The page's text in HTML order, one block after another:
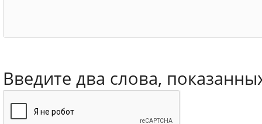
Введите два слова,